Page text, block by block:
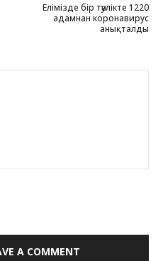
Елімізде бір тәулікте 1220
адамнан коронавирус
анықталды
A COMMENT